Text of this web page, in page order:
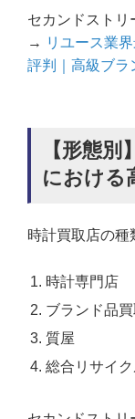
セカンドストリ
→ リユース業
評判｜高級ブラ
【形態
における
時計買取店の種
時計専門店
ブランド品
質屋
総合リサイ